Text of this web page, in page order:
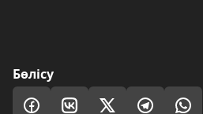
Бөлісу